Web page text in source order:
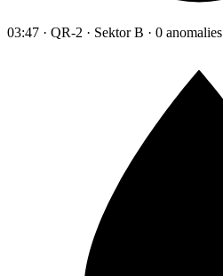
03:47 · QR-2 · Sektor B · 0 anomalies